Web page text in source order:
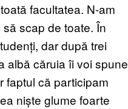
facultatea. N-am
scap de toate. În
dar după trei
albă căruia îi voi spune
faptul că participam
niște glume foarte